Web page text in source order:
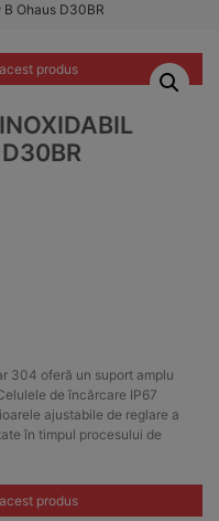
Ohaus D30BR
produs
304 oferă un suport amplu
de încărcare IP67
ajustabile de reglare a
în timpul procesului de
produs